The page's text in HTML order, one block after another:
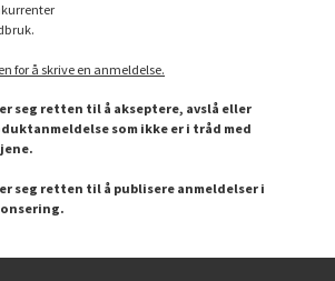
for å skrive en anmeldelse.
seg retten til å akseptere, avslå eller
som ikke er i tråd med
seg retten til å publisere anmeldelser i